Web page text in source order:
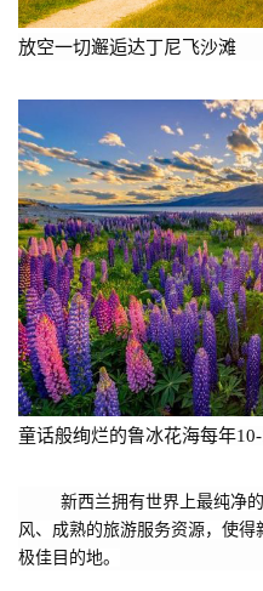
放空一切邂逅达丁尼飞沙滩
童话般绚烂的鲁冰花海每年
新西兰拥有世界上最纯净
风、成熟的旅游服务资源，使
极佳目的地。